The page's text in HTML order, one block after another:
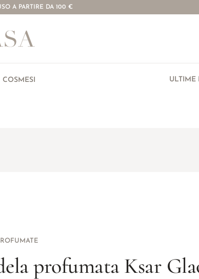
A PARTIRE DA 100 €
COSMESI ULTIME
profumataKsar